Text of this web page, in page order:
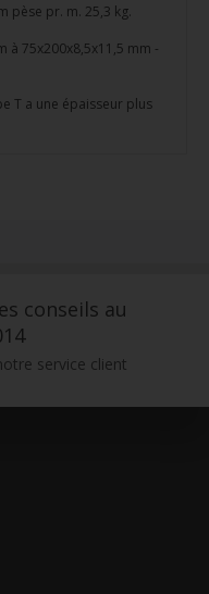
pèse pr. m. 25,3 kg.
à 75x200x8,5x11,5 mm -
T a une épaisseur plus
conseils au
service client